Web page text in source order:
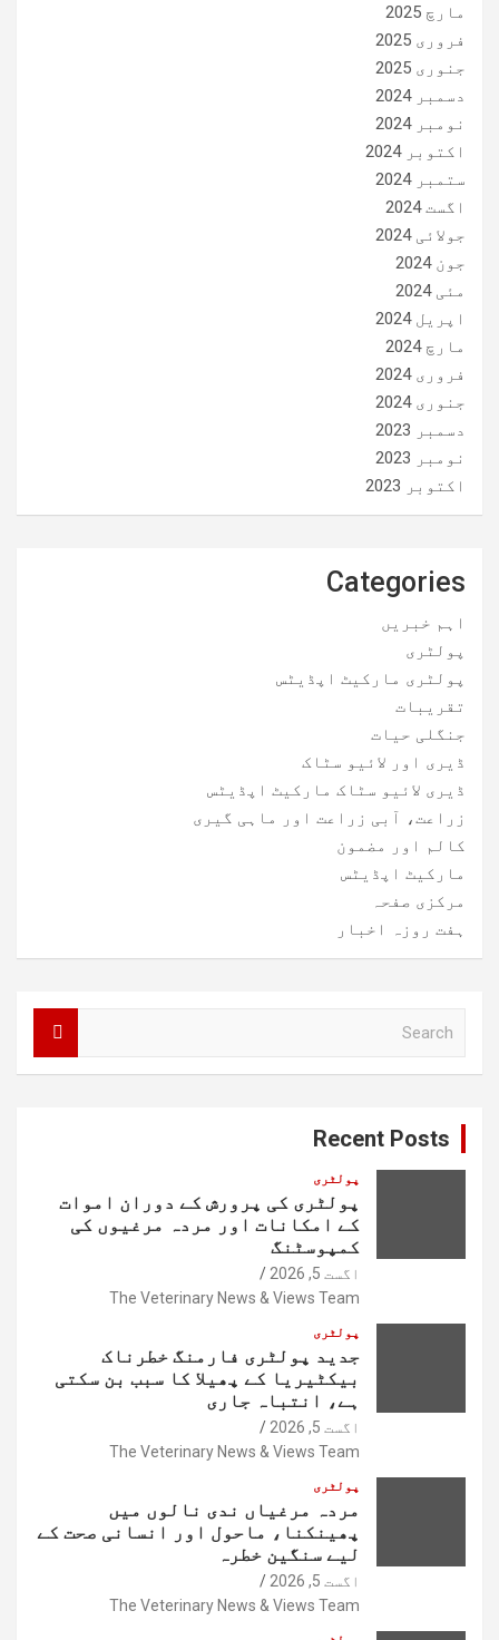
مارچ 2025
فروری 2025
جنوری 2025
دسمبر 2024
نومبر 2024
اکتوبر 2024
ستمبر 2024
اگست 2024
جولائی 2024
جون 2024
مئی 2024
اپریل 2024
مارچ 2024
فروری 2024
جنوری 2024
دسمبر 2023
نومبر 2023
اکتوبر 2023
Categories
اہم خبریں
پولٹری
پولٹری مارکیٹ اپڈیٹس
تقریبات
جنگلی حیات
ڈیری اور لائیو سٹاک
ڈیری لائیو سٹاک مارکیٹ اپڈیٹس
زراعت، آبی زراعت اور ماہی گیری
کالم اور مضمون
مارکیٹ اپڈیٹس
مرکزی صفحہ
ہفت روزہ اخبار
Recent Posts
پولٹری
پولٹری کی پرورش کے دوران اموات
کے امکانات اور مردہ مرغیوں کی
کمپوسٹنگ
اگست 5, 2026
The Veterinary News & Views Team
پولٹری
جدید پولٹری فارمنگ خطرناک
بیکٹیریا کے پھیلا کا سبب بن سکتی
ہے، انتباہ جاری
اگست 5, 2026
The Veterinary News & Views Team
پولٹری
مردہ مرغیاں ندی نالوں میں
پھینکنا، ماحول اور انسانی صحت کے
لیے سنگین خطرہ
اگست 5, 2026
The Veterinary News & Views Team